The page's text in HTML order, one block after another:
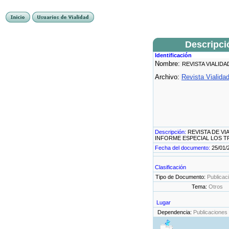
Identificación
Nombre: REVISTA
Archivo: Revista
Descripción: REVISTA DE
INFORME ESPECIAL LOS
Fecha del documento: 25/01/
Clasificación
Tipo de Documento:
Tema: Otros
Lugar
Dependencia: Publicaciones